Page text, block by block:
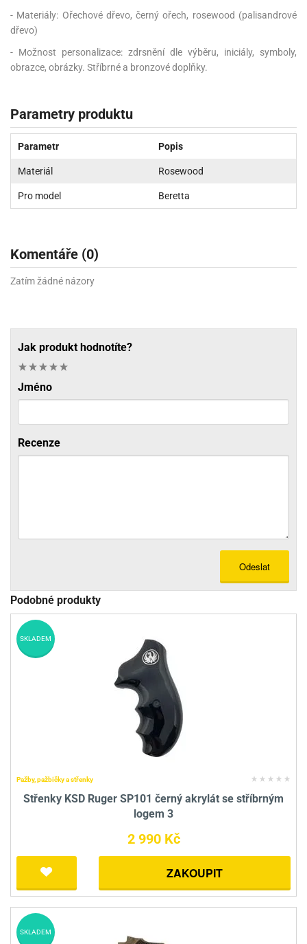
- Materiály: Ořechové dřevo, černý ořech, rosewood (palisandrové
dřevo)
- Možnost personalizace: zdrsnění dle výběru, iniciály, symboly,
obrazce, obrázky. Stříbrné a bronzové doplňky.
Parametry produktu
Parametr Popis
Materiál Rosewood
Pro model Beretta
Komentáře (0)
Zatím žádné názory
Jak produkt hodnotíte?
Jméno
Recenze
Odeslat
Podobné produkty
Pažby, pažbičky a střenky
Střenky KSD Ruger SP101 černý akrylát se stříbrným
logem 3
2 990 Kč
ZAKOUPIT
SKLADEM
SKLADEM